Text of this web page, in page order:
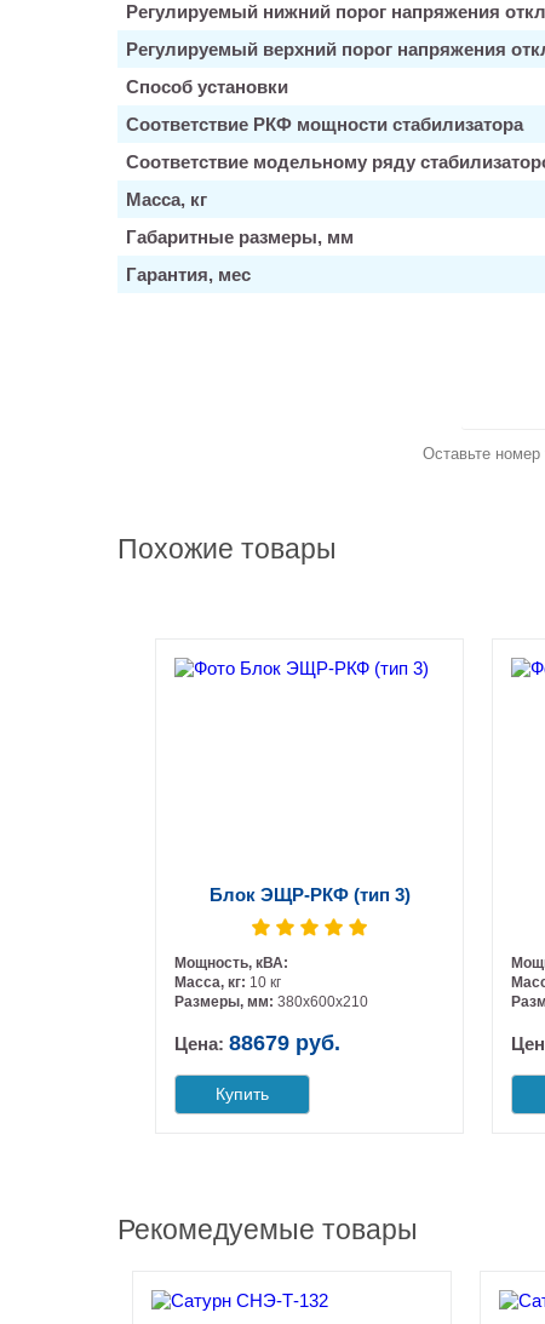
Регулируемый нижний порог напряжения
Регулируемый верхний порог напряжения
Способ установки
Соответствие РКФ мощности стабилизатора
Соответствие модельному ряду
Масса, кг
Габаритные размеры, мм
Гарантия, мес
Оставьте
Похожие товары
Блок ЭЩР-РКФ (тип 3)
Мощность, кВА:
Масса, кг: 10 кг
Размеры, мм:380х600х210
Цена:88679 руб.
Купить
Рекомедуемые товары